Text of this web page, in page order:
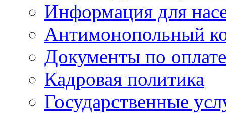
Информация для
Антимонопольный
Документы по
Кадровая политика
Государственные